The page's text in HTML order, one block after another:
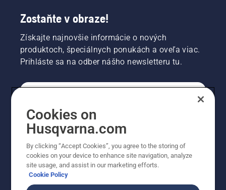
Zostaňte v obraze!
Získajte najnovšie informácie o nových
produktoch, špeciálnych ponukách a oveľa viac.
Prihláste sa na odber nášho newsletteru tu.
PROFESIONÁLNE
Cookies on
Husqvarna.com
By clicking “Accept Cookies”, you agree to the storing of
cookies on your device to enhance site navigation, analyze
site usage, and assist in our marketing efforts.
Cookie Policy